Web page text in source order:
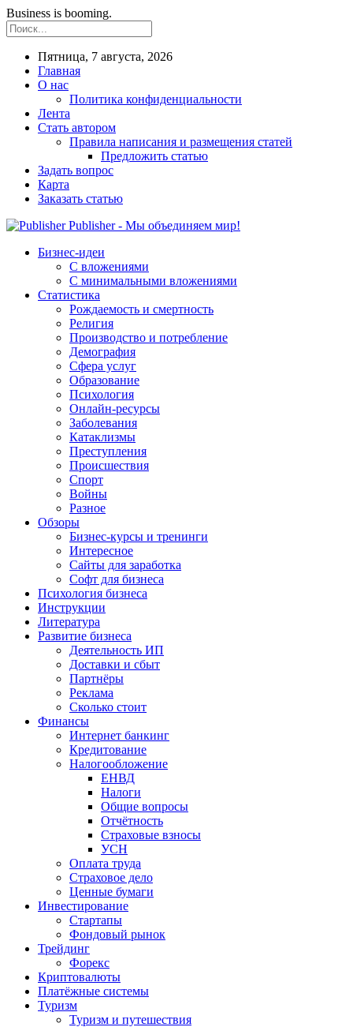
Business is booming.
Пятница, 7 августа, 2026
Главная
О нас
Политика конфиденциальности
Лента
Стать автором
Правила написания и размещения статей
Предложить статью
Задать вопрос
Карта
Заказать статью
Publisher - Мы объединяем мир!
Бизнес-идеи
С вложениями
С минимальными вложениями
Статистика
Рождаемость и смертность
Религия
Производство и потребление
Демография
Сфера услуг
Образование
Психология
Онлайн-ресурсы
Заболевания
Катаклизмы
Преступления
Происшествия
Спорт
Войны
Разное
Обзоры
Бизнес-курсы и тренинги
Интересное
Сайты для заработка
Софт для бизнеса
Психология бизнеса
Инструкции
Литература
Развитие бизнеса
Деятельность ИП
Доставки и сбыт
Партнёры
Реклама
Сколько стоит
Финансы
Интернет банкинг
Кредитование
Налогообложение
ЕНВД
Налоги
Общие вопросы
Отчётность
Страховые взносы
УСН
Оплата труда
Страховое дело
Ценные бумаги
Инвестирование
Стартапы
Фондовый рынок
Трейдинг
Форекс
Криптовалюты
Платёжные системы
Туризм
Туризм и путешествия